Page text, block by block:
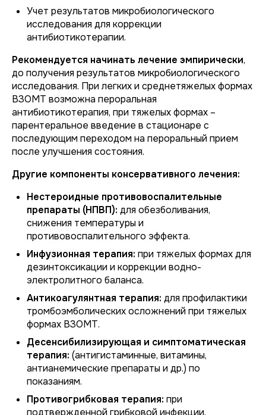
Учет результатов микробиологического
исследования для коррекции
антибиотикотерапии.
Рекомендуется начинать лечение эмпирически,
до получения результатов микробиологического
исследования. При легких и среднетяжелых формах
ВЗОМТ возможна пероральная
антибиотикотерапия, при тяжелых формах –
парентеральное введение в стационаре с
последующим переходом на пероральный прием
после улучшения состояния.
Другие компоненты консервативного лечения:
Нестероидные противовоспалительные
препараты (НПВП): для обезболивания,
снижения температуры и
противовоспалительного эффекта.
Инфузионная терапия: при тяжелых формах для
дезинтоксикации и коррекции водно-
электролитного баланса.
Антикоагулянтная терапия: для профилактики
тромбоэмболических осложнений при тяжелых
формах ВЗОМТ.
Десенсибилизирующая и симптоматическая
терапия: (антигистаминные, витамины,
антианемические препараты и др.) по
показаниям.
Противогрибковая терапия: при
подтвержденной грибковой инфекции.